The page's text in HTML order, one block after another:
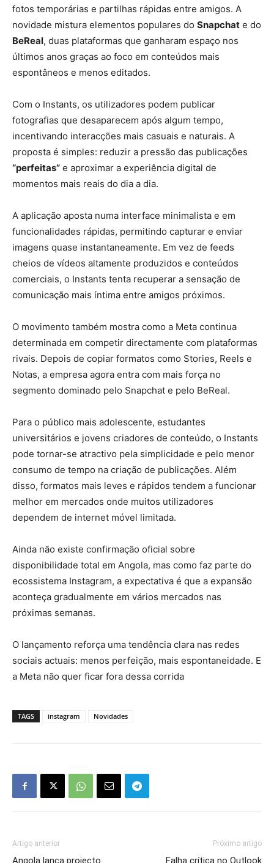
fotos temporárias e partilhas rápidas entre amigos. A
novidade mistura elementos populares do Snapchat e do
BeReal, duas plataformas que ganharam espaço nos
últimos anos graças ao foco em conteúdos mais
espontâneos e menos editados.
Com o Instants, os utilizadores podem publicar
fotografias que desaparecem após algum tempo,
incentivando interacções mais casuais e naturais. A
proposta é simples: reduzir a pressão das publicações
“perfeitas” e aproximar a experiência digital de
momentos mais reais do dia a dia.
A aplicação aposta numa interface minimalista e em
funcionalidades rápidas, permitindo capturar e enviar
imagens quase instantaneamente. Em vez de feeds
cheios de vídeos altamente produzidos e conteúdos
comerciais, o Instants tenta recuperar a sensação de
comunicação mais íntima entre amigos próximos.
O movimento também mostra como a Meta continua
determinada em competir directamente com plataformas
rivais. Depois de copiar formatos como Stories, Reels e
Notas, a empresa agora entra com mais força no
segmento dominado pelo Snapchat e pelo BeReal.
Para o público mais adolescente, estudantes
universitários e jovens criadores de conteúdo, o Instants
pode tornar-se atractivo pela simplicidade e pelo menor
consumo de tempo na criação de publicações. Além
disso, formatos mais leves e rápidos tendem a funcionar
melhor em mercados onde muitos utilizadores
dependem de internet móvel limitada.
Ainda não existe confirmação oficial sobre
disponibilidade total em Angola, mas como faz parte do
ecossistema Instagram, a expectativa é que a expansão
aconteça gradualmente em vários mercados nas
próximas semanas.
O lançamento reforça uma tendência clara nas redes
sociais actuais: menos perfeição, mais espontaneidade. E
a Meta não quer ficar fora dessa corrida
TAGS instagram Novidades
Artigo anterior Próximo artigo